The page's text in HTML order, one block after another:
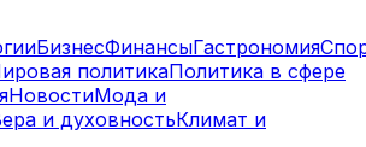
БизнесФинансыГастрономия
политикаПолитика в сфере
НовостиМода и
и духовностьКлимат и